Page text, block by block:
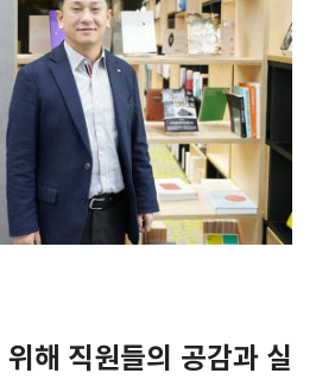
해 직원들의 공감과 실